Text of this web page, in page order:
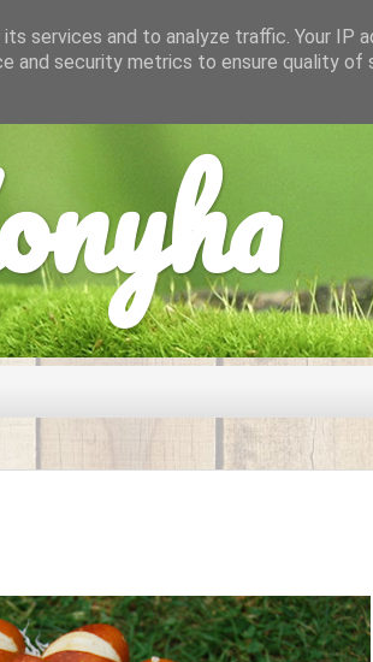
services and to analyze traffic. Your IP
and security metrics to ensure quality of